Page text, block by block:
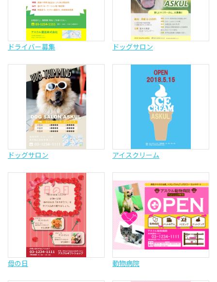
ドライバー募集 ドッグサロン
ドッグサロン アイスクリーム
母の日 動物病院